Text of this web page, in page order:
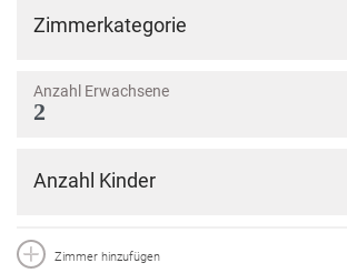
Zimmerkategorie
Anzahl Erwachsene
Anzahl Kinder
Zimmer hinzufügen